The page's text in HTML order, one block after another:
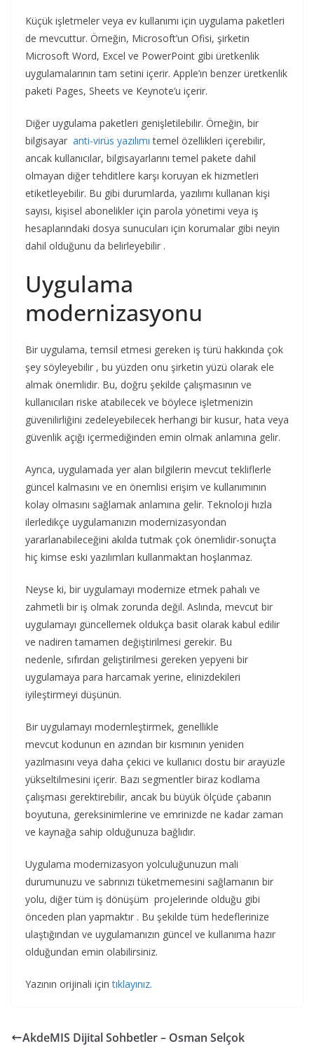
Küçük işletmeler veya ev kullanımı için uygulama paketleri
de mevcuttur. Örneğin, Microsoft’un Ofisi, şirketin
Microsoft Word, Excel ve PowerPoint gibi üretkenlik
uygulamalarının tam setini içerir. Apple’ın benzer üretkenlik
paketi Pages, Sheets ve Keynote’u içerir.
Diğer uygulama paketleri genişletilebilir. Örneğin, bir
bilgisayar anti-virüs yazılımı temel özellikleri içerebilir,
ancak kullanıcılar, bilgisayarlarını temel pakete dahil
olmayan diğer tehditlere karşı koruyan ek hizmetleri
etiketleyebilir. Bu gibi durumlarda, yazılımı kullanan kişi
sayısı, kişisel abonelikler için parola yönetimi veya iş
hesaplarındaki dosya sunucuları için korumalar gibi neyin
dahil olduğunu da belirleyebilir .
Uygulama
modernizasyonu
Bir uygulama, temsil etmesi gereken iş türü hakkında çok
şey söyleyebilir , bu yüzden onu şirketin yüzü olarak ele
almak önemlidir. Bu, doğru şekilde çalışmasının ve
kullanıcıları riske atabilecek ve böylece işletmenizin
güvenilirliğini zedeleyebilecek herhangi bir kusur, hata veya
güvenlik açığı içermediğinden emin olmak anlamına gelir.
Ayrıca, uygulamada yer alan bilgilerin mevcut tekliflerle
güncel kalmasını ve en önemlisi erişim ve kullanımının
kolay olmasını sağlamak anlamına gelir. Teknoloji hızla
ilerledikçe uygulamanızın modernizasyondan
yararlanabileceğini akılda tutmak çok önemlidir-sonuçta
hiç kimse eski yazılımları kullanmaktan hoşlanmaz.
Neyse ki, bir uygulamayı modernize etmek pahalı ve
zahmetli bir iş olmak zorunda değil. Aslında, mevcut bir
uygulamayı güncellemek oldukça basit olarak kabul edilir
ve nadiren tamamen değiştirilmesi gerekir. Bu
nedenle, sıfırdan geliştirilmesi gereken yepyeni bir
uygulamaya para harcamak yerine, elinizdekileri
iyileştirmeyi düşünün.
Bir uygulamayı modernleştirmek, genellikle
mevcut kodunun en azından bir kısmının yeniden
yazılmasını veya daha çekici ve kullanıcı dostu bir arayüzle
yükseltilmesini içerir. Bazı segmentler biraz kodlama
çalışması gerektirebilir, ancak bu büyük ölçüde çabanın
boyutuna, gereksinimlerine ve emrinizde ne kadar zaman
ve kaynağa sahip olduğunuza bağlıdır.
Uygulama modernizasyon yolculuğunuzun mali
durumunuzu ve sabrınızı tüketmemesini sağlamanın bir
yolu, diğer tüm iş dönüşüm projelerinde olduğu gibi
önceden plan yapmaktır . Bu şekilde tüm hedeflerinize
ulaştığından ve uygulamanızın güncel ve kullanıma hazır
olduğundan emin olabilirsiniz.
Yazının orijinali içintıklayınız.
AkdeMIS Dijital Sohbetler – Osman Selçok